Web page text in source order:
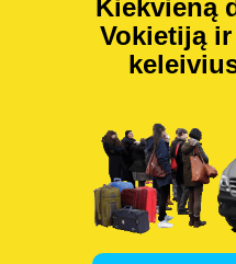
Kiekvieną
Vokietiją